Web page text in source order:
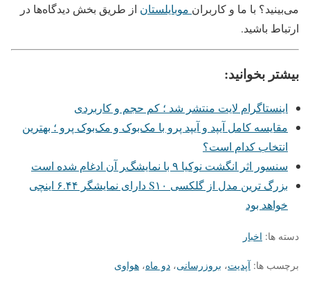
می‌بینید؟ با ما و کاربران موبایلستان از طریق بخش دیدگاه‌ها در
ارتباط باشید.
بیشتر بخوانید:
اینستاگرام لایت منتشر شد ؛ کم حجم و کاربردی
مقایسه کامل آیپد و آیپد پرو با مک‌بوک و مک‌بوک پرو ؛ بهترین
انتخاب کدام است؟
سنسور اثر انگشت نوکیا ۹ با نمایشگر آن ادغام شده است
بزرگ ترین مدل از گلکسی S۱۰ دارای نمایشگر ۶.۴۴ اینچی
خواهد بود
دسته ها: اخبار
برچسب ها: آپدیت، بروزرسانی، دو ماه، هواوی